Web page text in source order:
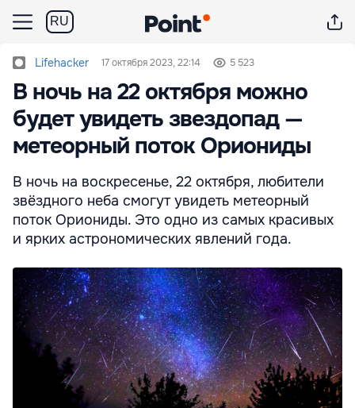
RU
Lifehacker 17 октября 2023, 22:14 5 523
В ночь на 22 октября можно
будет увидеть звездопад —
метеорный поток Ориониды
В ночь на воскресенье, 22 октября, любители
звёздного неба смогут увидеть метеорный
поток Ориониды. Это одно из самых красивых
и ярких астрономических явлений года.